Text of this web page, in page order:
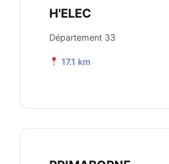
H'ELEC
Département 33
17.1 km